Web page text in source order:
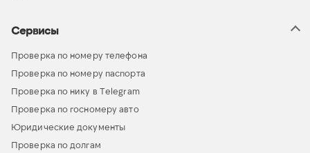
Сервисы
Проверка по номеру телефона
Проверка по номеру паспорта
Проверка по нику в Telegram
Проверка по госномеру авто
Юридические документы
Проверка по долгам